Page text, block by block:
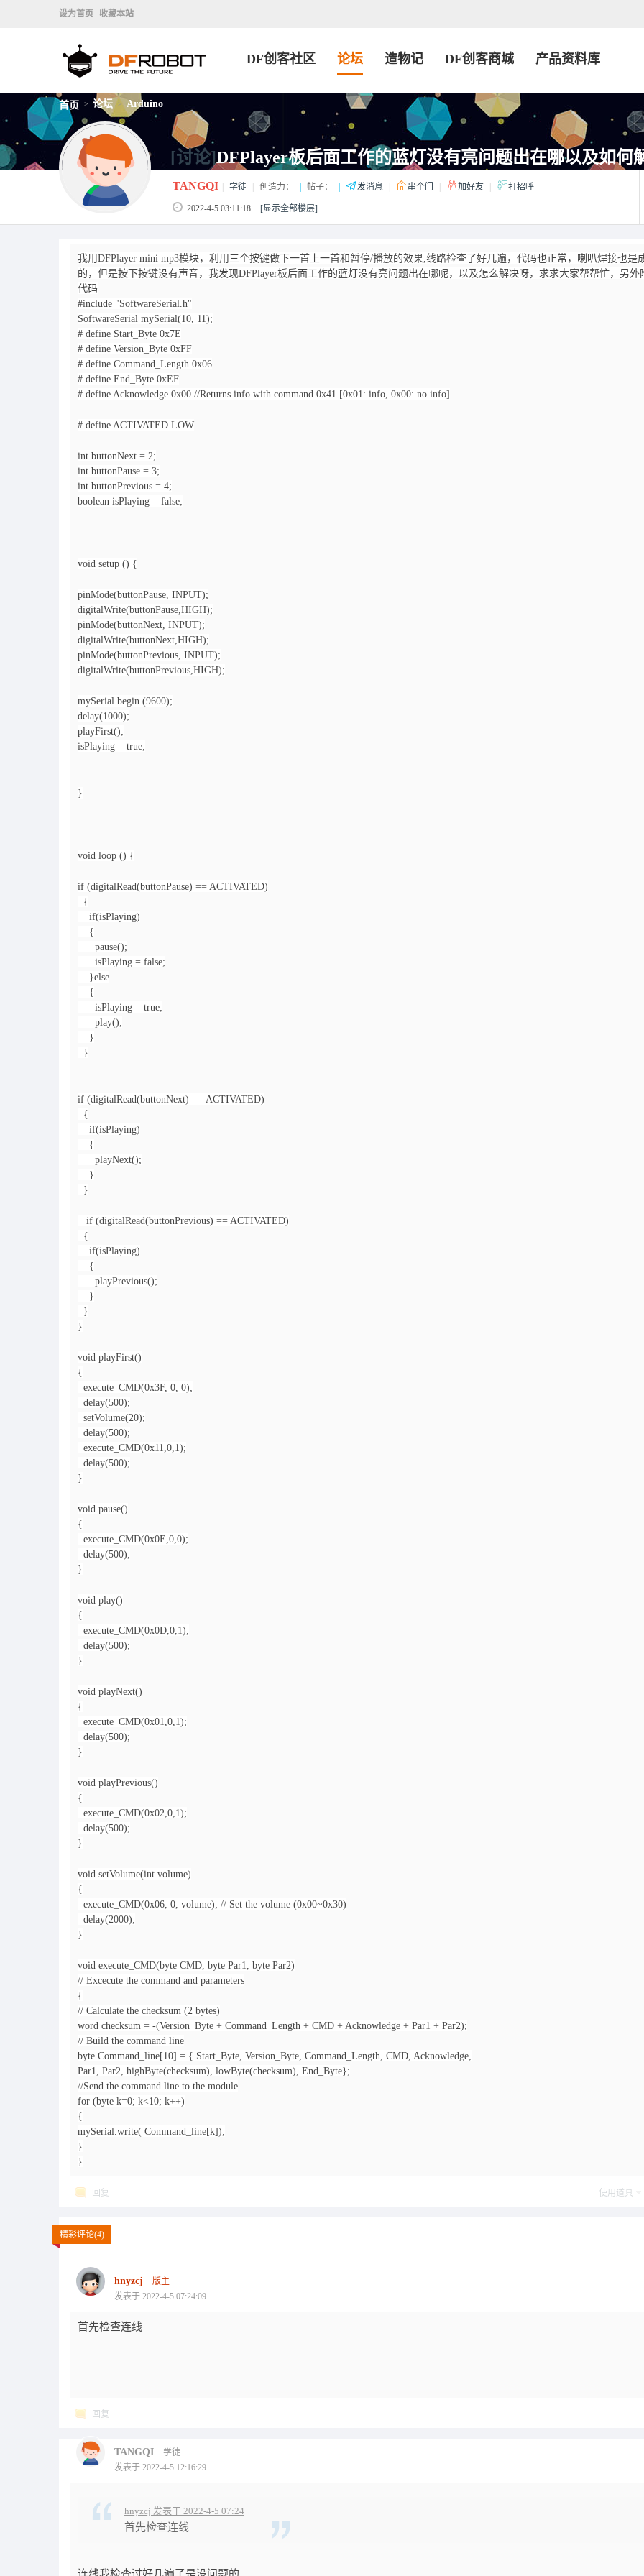
设为首页 收藏本站
DF创客社区 论坛 造物记 DF创客商城 产品资料库
首页 > 论坛 > Arduino
[讨论]DFPlayer板后面工作的蓝灯没有亮问题出在哪以及如何
TANGQI 学徒 创造力： 帖子： 发消息 串个门 加好友 打招呼
2022-4-5 03:11:18 [显示全部楼层]
我用DFPlayer mini mp3模块，利用三个按键做下一首上一首和暂停/播放的效果,线路检查了好几遍，代码也正常，喇叭焊接也是
的，但是按下按键没有声音，我发现DFPlayer板后面工作的蓝灯没有亮问题出在哪呢，以及怎么解决呀，求求大家帮帮忙，另外
代码
#include "SoftwareSerial.h"
SoftwareSerial mySerial(10, 11);
# define Start_Byte 0x7E
# define Version_Byte 0xFF
# define Command_Length 0x06
# define End_Byte 0xEF
# define Acknowledge 0x00 //Returns info with command 0x41 [0x01: info, 0x00: no info]
# define ACTIVATED LOW
int buttonNext = 2;
int buttonPause = 3;
int buttonPrevious = 4;
boolean isPlaying = false;
void setup () {
pinMode(buttonPause, INPUT);
digitalWrite(buttonPause,HIGH);
pinMode(buttonNext, INPUT);
digitalWrite(buttonNext,HIGH);
pinMode(buttonPrevious, INPUT);
digitalWrite(buttonPrevious,HIGH);
mySerial.begin (9600);
delay(1000);
playFirst();
isPlaying = true;
}
void loop () {
if (digitalRead(buttonPause) == ACTIVATED)
{
if(isPlaying)
{
pause();
isPlaying = false;
}else
{
isPlaying = true;
play();
}
}
if (digitalRead(buttonNext) == ACTIVATED)
{
if(isPlaying)
{
playNext();
}
}
if (digitalRead(buttonPrevious) == ACTIVATED)
{
if(isPlaying)
{
playPrevious();
}
}
}
void playFirst()
{
execute_CMD(0x3F, 0, 0);
delay(500);
setVolume(20);
delay(500);
execute_CMD(0x11,0,1);
delay(500);
}
void pause()
{
execute_CMD(0x0E,0,0);
delay(500);
}
void play()
{
execute_CMD(0x0D,0,1);
delay(500);
}
void playNext()
{
execute_CMD(0x01,0,1);
delay(500);
}
void playPrevious()
{
execute_CMD(0x02,0,1);
delay(500);
}
void setVolume(int volume)
{
execute_CMD(0x06, 0, volume); // Set the volume (0x00~0x30)
delay(2000);
}
void execute_CMD(byte CMD, byte Par1, byte Par2)
// Excecute the command and parameters
{
// Calculate the checksum (2 bytes)
word checksum = -(Version_Byte + Command_Length + CMD + Acknowledge + Par1 + Par2);
// Build the command line
byte Command_line[10] = { Start_Byte, Version_Byte, Command_Length, CMD, Acknowledge,
Par1, Par2, highByte(checksum), lowByte(checksum), End_Byte};
//Send the command line to the module
for (byte k=0; k<10; k++)
{
mySerial.write( Command_line[k]);
}
}
回复 使用道具
精彩评论(4)
hnyzcj
版主
发表于 2022-4-5 07:24:09
首先检查连线
回复
TANGQI
学徒
发表于 2022-4-5 12:16:29
hnyzcj 发表于 2022-4-5 07:24
首先检查连线